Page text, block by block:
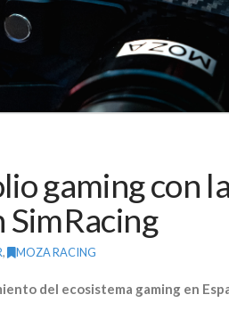
gaming con
, MOZA RACING
del ecosistema gaming en